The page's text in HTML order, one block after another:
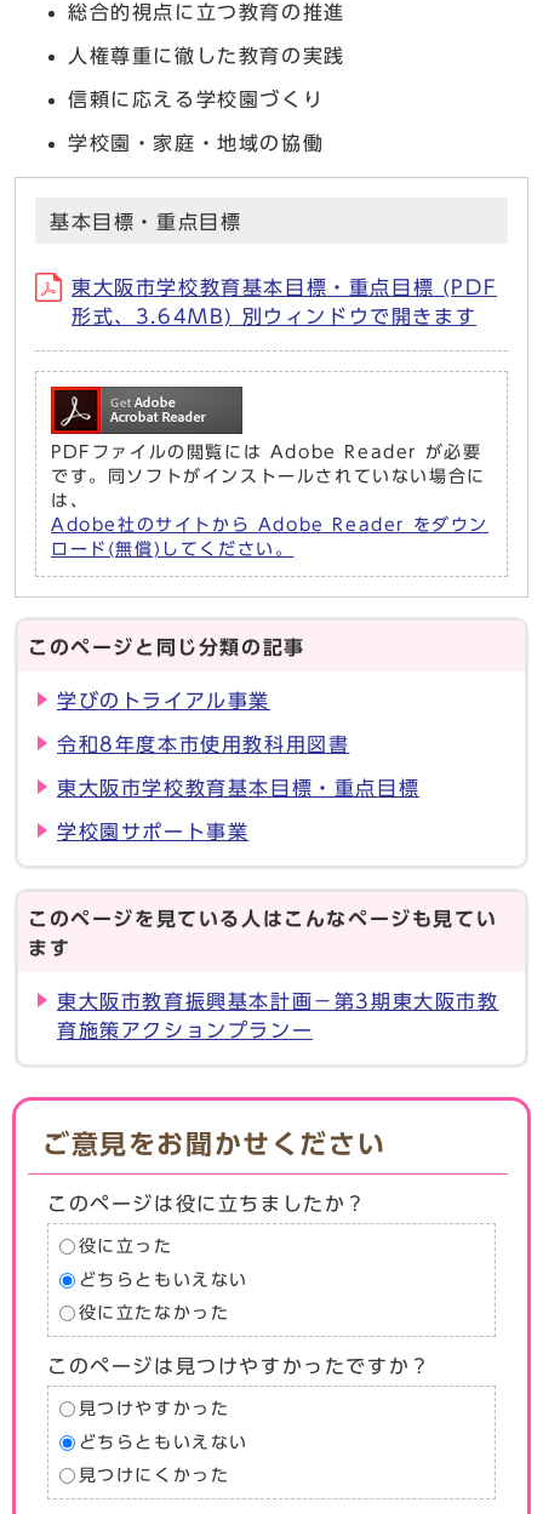
総合的視点に立つ教育の推進
人権尊重に徹した教育の実践
信頼に応える学校園づくり
学校園・家庭・地域の協働
基本目標・重点目標
東大阪市学校教育基本目標・重点目標 (PDF
形式、3.64MB) 別ウィンドウで開きます
PDFファイルの閲覧には Adobe Reader が必要
です。同ソフトがインストールされていない場合に
は、
Adobe社のサイトから Adobe Reader をダウン
ロード(無償)してください。
このページと同じ分類の記事
学びのトライアル事業
令和8年度本市使用教科用図書
東大阪市学校教育基本目標・重点目標
学校園サポート事業
このページを見ている人はこんなページも見てい
ます
東大阪市教育振興基本計画－第3期東大阪市教
育施策アクションプランー
ご意見をお聞かせください
このページは役に立ちましたか？
役に立った
どちらともいえない
役に立たなかった
このページは見つけやすかったですか？
見つけやすかった
どちらともいえない
見つけにくかった